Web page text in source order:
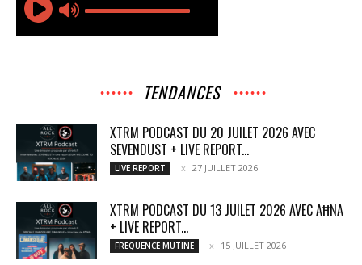
TENDANCES
XTRM PODCAST DU 20 JUILET 2026 AVEC
SEVENDUST + LIVE REPORT...
LIVE REPORT 27 JUILLET 2026
XTRM PODCAST DU 13 JUILET 2026 AVEC AĦNA
+ LIVE REPORT...
FREQUENCE MUTINE 15 JUILLET 2026